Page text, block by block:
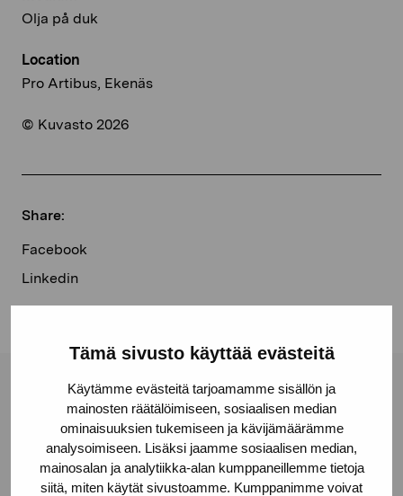
Tämä sivusto käyttää evästeitä
Käytämme evästeitä tarjoamamme sisällön ja
mainosten räätälöimiseen, sosiaalisen median
ominaisuuksien tukemiseen ja kävijämäärämme
analysoimiseen. Lisäksi jaamme sosiaalisen median,
mainosalan ja analytiikka-alan kumppaneillemme tietoja
siitä, miten käytät sivustoamme. Kumppanimme voivat
Olja på duk
Location
Pro Artibus, Ekenäs
© Kuvasto 2026
Share:
Facebook
Linkedin
Pro Artibus Foundation
Gustav Wasas gata 11
10600 Ekenäs